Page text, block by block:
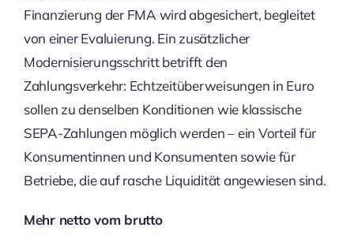
Finanzierung der FMA wird abgesichert, begleitet
von einer Evaluierung. Ein zusätzlicher
Modernisierungsschritt betrifft den
Zahlungsverkehr: Echtzeitüberweisungen in Euro
sollen zu denselben Konditionen wie klassische
SEPA-Zahlungen möglich werden – ein Vorteil für
Konsumentinnen und Konsumenten sowie für
Betriebe, die auf rasche Liquidität angewiesen sind.
Mehr netto vom brutto